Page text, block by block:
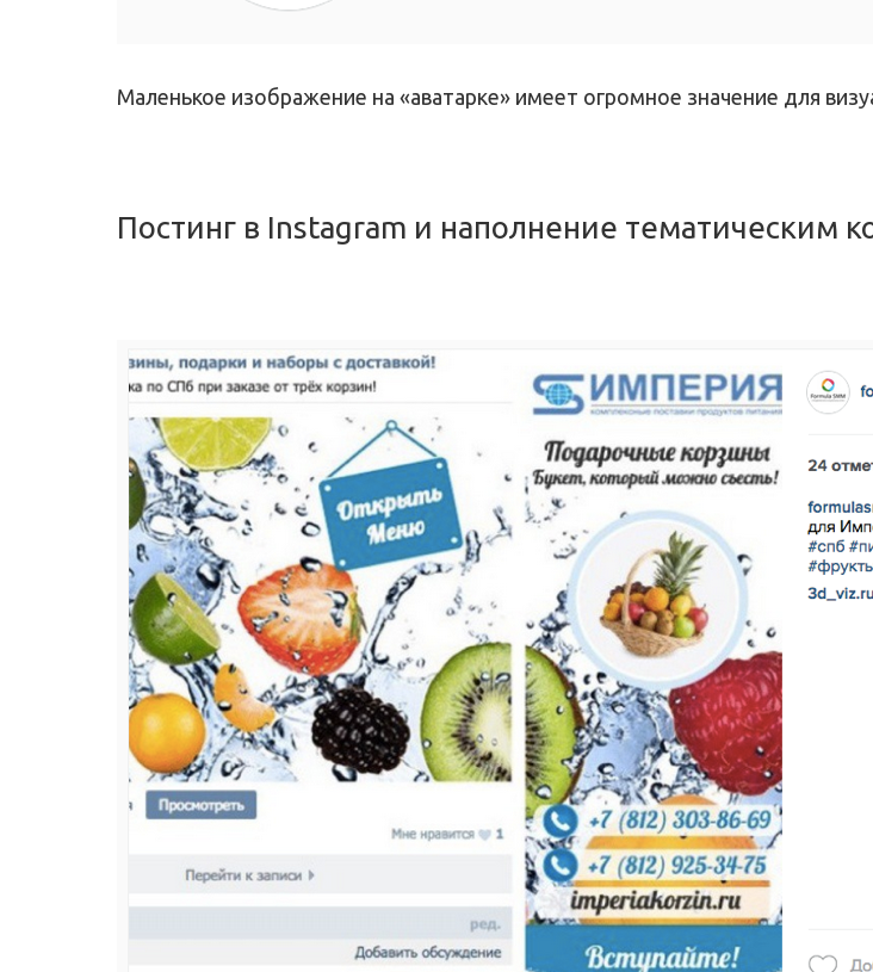
Маленькое изображение на «аватарке» имеет огромное значение для
Постинг в Instagram и наполнение тематическим